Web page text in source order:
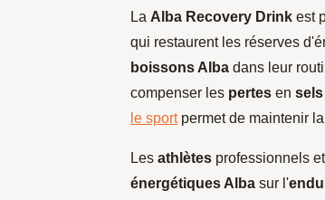
La Alba Recovery Drink est
qui restaurent les réserves
boissons Alba dans leur
compenser les pertes en
le sportpermet de maintenir la
Les athlètes professionnels
énergétiques Alba sur l'